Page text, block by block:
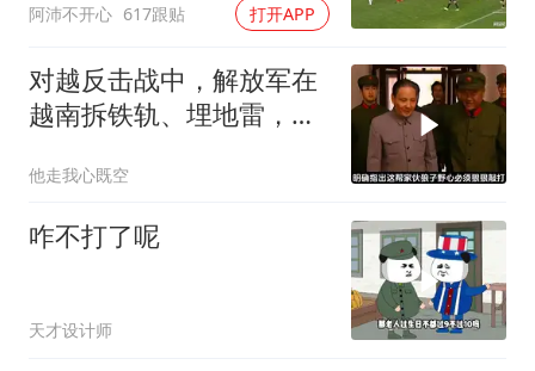
阿沛不开心 617跟贴 打开APP
对越反击战中，解放军在
越南拆铁轨、埋地雷，是
他走我心既空
咋不打了呢
天才设计师